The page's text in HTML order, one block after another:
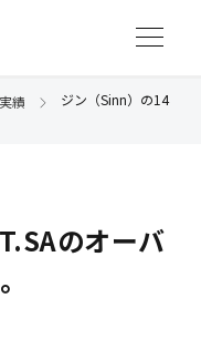
績
ジン（Sinn）の14
のオーバ